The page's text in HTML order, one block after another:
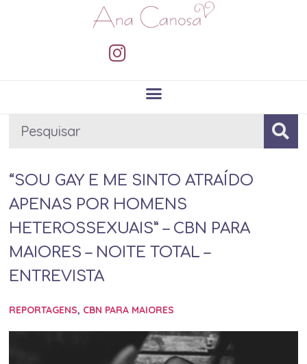
“SOU GAY E ME SINTO ATRAÍDO
APENAS POR HOMENS
HETEROSSEXUAIS” – CBN PARA
MAIORES – NOITE TOTAL –
ENTREVISTA
REPORTAGENS, CBN PARA MAIORES